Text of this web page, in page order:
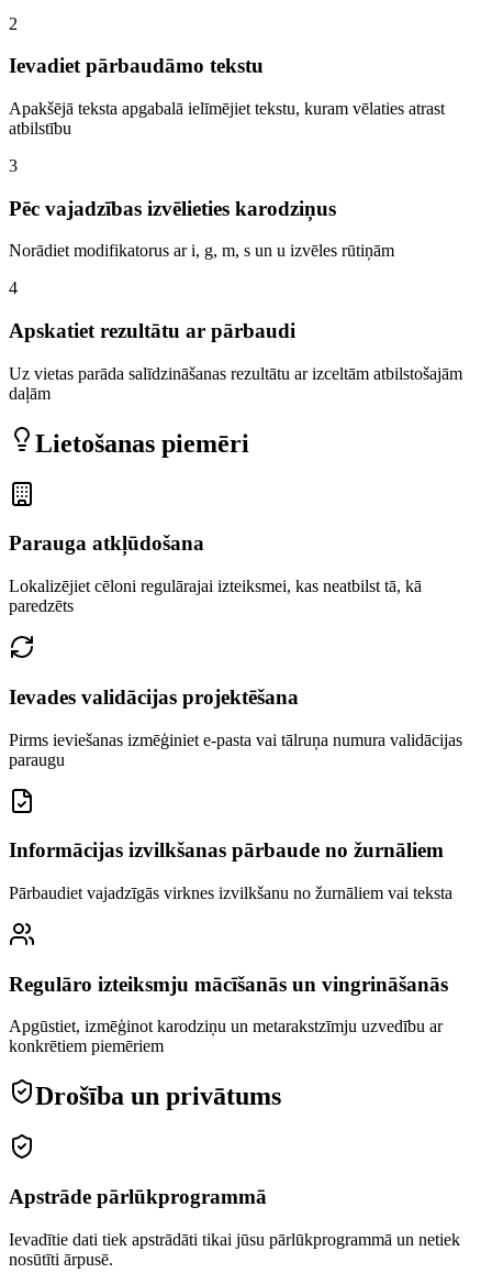
2
Ievadiet pārbaudāmo tekstu
Apakšējā teksta apgabalā ielīmējiet tekstu, kuram vēlaties atrast
atbilstību
3
Pēc vajadzības izvēlieties karodziņus
Norādiet modifikatorus ar i, g, m, s un u izvēles rūtiņām
4
Apskatiet rezultātu ar pārbaudi
Uz vietas parāda salīdzināšanas rezultātu ar izceltām atbilstošajām
daļām
Lietošanas piemēri
Parauga atkļūdošana
Lokalizējiet cēloni regulārajai izteiksmei, kas neatbilst tā, kā
paredzēts
Ievades validācijas projektēšana
Pirms ieviešanas izmēģiniet e-pasta vai tālruņa numura validācijas
paraugu
Informācijas izvilkšanas pārbaude no žurnāliem
Pārbaudiet vajadzīgās virknes izvilkšanu no žurnāliem vai teksta
Regulāro izteiksmju mācīšanās un vingrināšanās
Apgūstiet, izmēģinot karodziņu un metarakstzīmju uzvedību ar
konkrētiem piemēriem
Drošība un privātums
Apstrāde pārlūkprogrammā
Ievadītie dati tiek apstrādāti tikai jūsu pārlūkprogrammā un netiek
nosūtīti ārpusē.